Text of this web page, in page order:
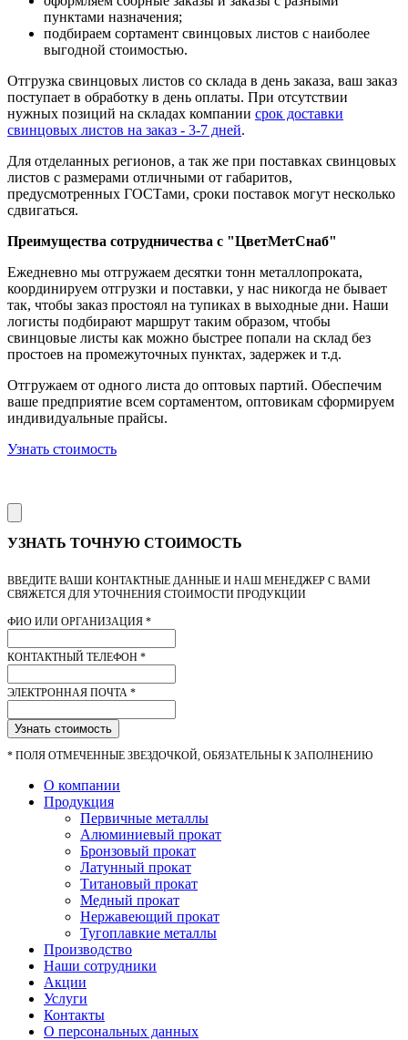
пунктами назначения;
подбираем сортамент свинцовых листов с наиболее
выгодной стоимостью.
Отгрузка свинцовых листов со склада в день заказа, ваш заказ
поступает в обработку в день оплаты. При отсутствии
нужных позиций на складах компании срок доставки
свинцовых листов на заказ - 3-7 дней.
Для отделанных регионов, а так же при поставках свинцовых
листов с размерами отличными от габаритов,
предусмотренных ГОСТами, сроки поставок могут несколько
сдвигаться.
Преимущества сотрудничества с "ЦветМетСнаб"
Ежедневно мы отгружаем десятки тонн металлопроката,
координируем отгрузки и поставки, у нас никогда не бывает
так, чтобы заказ простоял на тупиках в выходные дни. Наши
логисты подбирают маршрут таким образом, чтобы
свинцовые листы как можно быстрее попали на склад без
простоев на промежуточных пунктах, задержек и т.д.
Отгружаем от одного листа до оптовых партий. Обеспечим
ваше предприятие всем сортаментом, оптовикам сформируем
индивидуальные прайсы.
Узнать стоимость
УЗНАТЬ ТОЧНУЮ СТОИМОСТЬ
ВВЕДИТЕ ВАШИ КОНТАКТНЫЕ ДАННЫЕ И НАШ МЕНЕДЖЕР С ВАМИ
СВЯЖЕТСЯ ДЛЯ УТОЧНЕНИЯ СТОИМОСТИ ПРОДУКЦИИ
ФИО ИЛИ ОРГАНИЗАЦИЯ *
КОНТАКТНЫЙ ТЕЛЕФОН *
ЭЛЕКТРОННАЯ ПОЧТА *
Узнать стоимость
* ПОЛЯ ОТМЕЧЕННЫЕ ЗВЕЗДОЧКОЙ, ОБЯЗАТЕЛЬНЫ К ЗАПОЛНЕНИЮ
О компании
Продукция
Первичные металлы
Алюминиевый прокат
Бронзовый прокат
Латунный прокат
Титановый прокат
Медный прокат
Нержавеющий прокат
Тугоплавкие металлы
Производство
Наши сотрудники
Акции
Услуги
Контакты
О персональных данных